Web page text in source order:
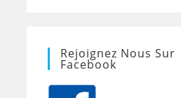
Rejoignez Nous Sur
Facebook